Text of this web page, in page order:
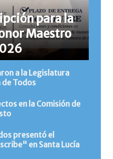
para la
Maestro
a la Legislatura
de Todos
en la Comisión de
presentó el
en Santa Lucía